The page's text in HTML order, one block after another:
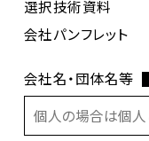
選択技術資料
会社パンフレット
会社名・団体名等